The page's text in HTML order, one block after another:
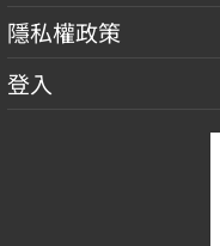
隱私權政策
登入